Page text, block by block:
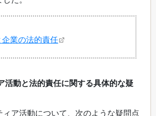
企業の法的責任
活動と法的責任に関する具体的な疑
ィア活動について、次のような疑問点